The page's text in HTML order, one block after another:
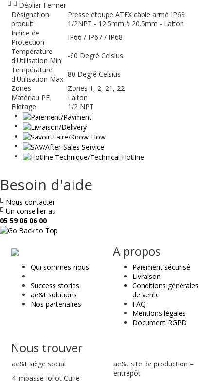
Déplier Fermer
Désignation
produit :
Presse étoupe ATEX câble armé IP68
1/2NPT - 12.5mm à 20.5mm - Laiton
Indice de
Protection
IP66 / IP67 / IP68
Température
d'Utilisation Min
-60 Degré Celsius
Température
d'Utilisation Max
80 Degré Celsius
Zones
Zones 1, 2, 21, 22
Matériau PE
Laiton
Filetage
1/2 NPT
Besoin d'aide
Nous contacter
Un conseiller au
05 59 06 06 00
ae
&
t
Qui sommes-nous
Success stories
ae&t solutions
Nos partenaires
A propos
Paiement sécurisé
Livraison
Conditions générales
de vente
FAQ
Mentions légales
Document RGPD
Nous trouver
ae&t siège social
4 impasse Joliot Curie
ae&t site de production –
entrepôt